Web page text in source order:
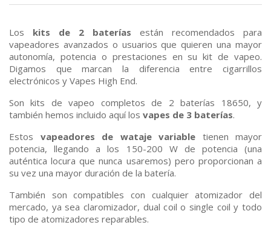
Los kits de 2 baterías están recomendados para
vapeadores avanzados o usuarios que quieren una mayor
autonomía, potencia o prestaciones en su kit de vapeo.
Digamos que marcan la diferencia entre cigarrillos
electrónicos y Vapes High End.
Son kits de vapeo completos de 2 baterías 18650, y
también hemos incluido aquí los vapes de 3 baterías.
Estos vapeadores de wataje variable tienen mayor
potencia, llegando a los 150-200 W de potencia (una
auténtica locura que nunca usaremos) pero proporcionan a
su vez una mayor duración de la batería.
También son compatibles con cualquier atomizador del
mercado, ya sea claromizador, dual coil o single coil y todo
tipo de atomizadores reparables.